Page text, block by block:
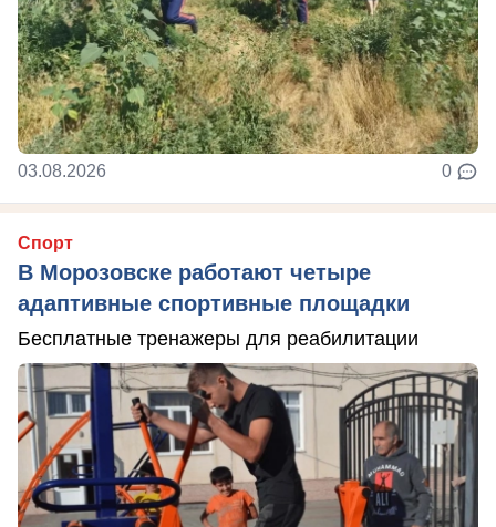
03.08.2026 0
Спорт
В Морозовске работают четыре
адаптивные спортивные площадки
Бесплатные тренажеры для реабилитации